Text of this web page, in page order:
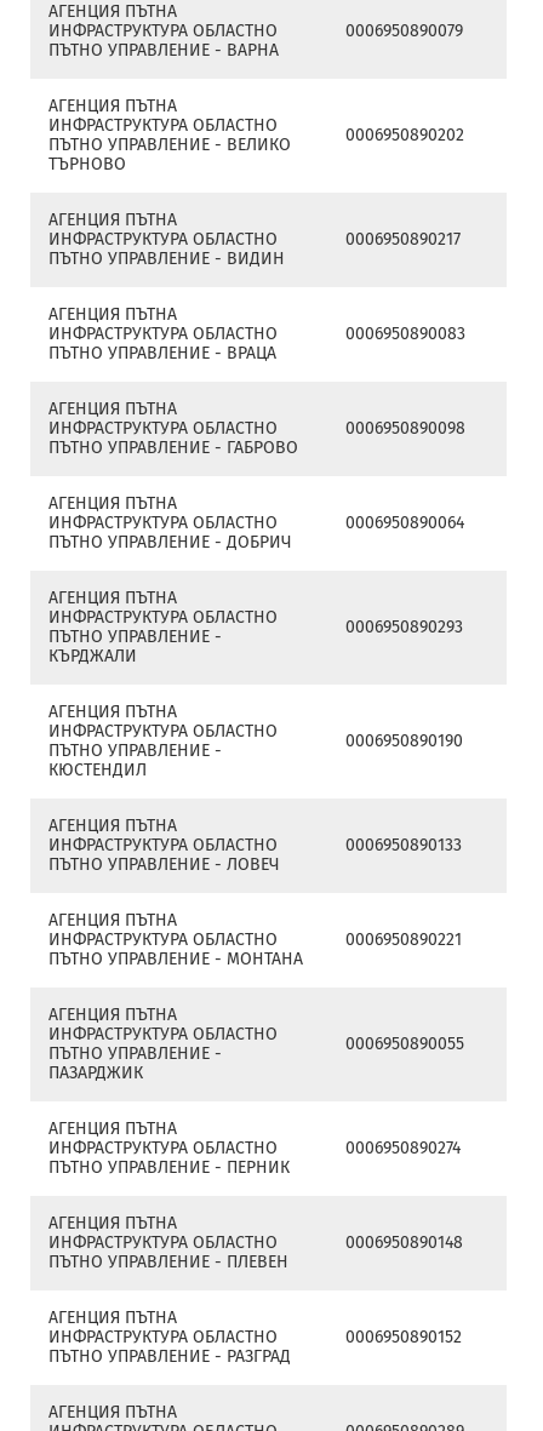
АГЕНЦИЯ ПЪТНА
ИНФРАСТРУКТУРА ОБЛАСТНО
ПЪТНО УПРАВЛЕНИЕ - ВАРНА
0006950890079
АГЕНЦИЯ ПЪТНА
ИНФРАСТРУКТУРА ОБЛАСТНО
ПЪТНО УПРАВЛЕНИЕ - ВЕЛИКО
ТЪРНОВО
0006950890202
АГЕНЦИЯ ПЪТНА
ИНФРАСТРУКТУРА ОБЛАСТНО
ПЪТНО УПРАВЛЕНИЕ - ВИДИН
0006950890217
АГЕНЦИЯ ПЪТНА
ИНФРАСТРУКТУРА ОБЛАСТНО
ПЪТНО УПРАВЛЕНИЕ - ВРАЦА
0006950890083
АГЕНЦИЯ ПЪТНА
ИНФРАСТРУКТУРА ОБЛАСТНО
ПЪТНО УПРАВЛЕНИЕ - ГАБРОВО
0006950890098
АГЕНЦИЯ ПЪТНА
ИНФРАСТРУКТУРА ОБЛАСТНО
ПЪТНО УПРАВЛЕНИЕ - ДОБРИЧ
0006950890064
АГЕНЦИЯ ПЪТНА
ИНФРАСТРУКТУРА ОБЛАСТНО
ПЪТНО УПРАВЛЕНИЕ -
КЪРДЖАЛИ
0006950890293
АГЕНЦИЯ ПЪТНА
ИНФРАСТРУКТУРА ОБЛАСТНО
ПЪТНО УПРАВЛЕНИЕ -
КЮСТЕНДИЛ
0006950890190
АГЕНЦИЯ ПЪТНА
ИНФРАСТРУКТУРА ОБЛАСТНО
ПЪТНО УПРАВЛЕНИЕ - ЛОВЕЧ
0006950890133
АГЕНЦИЯ ПЪТНА
ИНФРАСТРУКТУРА ОБЛАСТНО
ПЪТНО УПРАВЛЕНИЕ - МОНТАНА
0006950890221
АГЕНЦИЯ ПЪТНА
ИНФРАСТРУКТУРА ОБЛАСТНО
ПЪТНО УПРАВЛЕНИЕ -
ПАЗАРДЖИК
0006950890055
АГЕНЦИЯ ПЪТНА
ИНФРАСТРУКТУРА ОБЛАСТНО
ПЪТНО УПРАВЛЕНИЕ - ПЕРНИК
0006950890274
АГЕНЦИЯ ПЪТНА
ИНФРАСТРУКТУРА ОБЛАСТНО
ПЪТНО УПРАВЛЕНИЕ - ПЛЕВЕН
0006950890148
АГЕНЦИЯ ПЪТНА
ИНФРАСТРУКТУРА ОБЛАСТНО
ПЪТНО УПРАВЛЕНИЕ - РАЗГРАД
0006950890152
АГЕНЦИЯ ПЪТНА